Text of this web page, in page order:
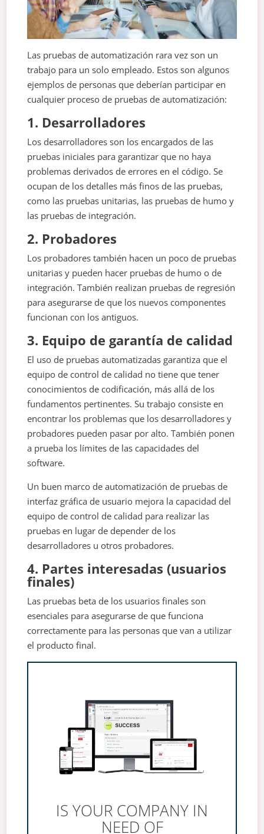
Las pruebas de automatización rara vez son un
trabajo para un solo empleado. Estos son algunos
ejemplos de personas que deberían participar en
cualquier proceso de pruebas de automatización:
1. Desarrolladores
Los desarrolladores son los encargados de las
pruebas iniciales para garantizar que no haya
problemas derivados de errores en el código. Se
ocupan de los detalles más finos de las pruebas,
como las pruebas unitarias, las pruebas de humo y
las pruebas de integración.
2. Probadores
Los probadores también hacen un poco de pruebas
unitarias y pueden hacer pruebas de humo o de
integración. También realizan pruebas de regresión
para asegurarse de que los nuevos componentes
funcionan con los antiguos.
3. Equipo de garantía de calidad
El uso de pruebas automatizadas garantiza que el
equipo de control de calidad no tiene que tener
conocimientos de codificación, más allá de los
fundamentos pertinentes. Su trabajo consiste en
encontrar los problemas que los desarrolladores y
probadores pueden pasar por alto. También ponen
a prueba los límites de las capacidades del
software.
Un buen marco de automatización de pruebas de
interfaz gráfica de usuario mejora la capacidad del
equipo de control de calidad para realizar las
pruebas en lugar de depender de los
desarrolladores u otros probadores.
4. Partes interesadas (usuarios
finales)
Las pruebas beta de los usuarios finales son
esenciales para asegurarse de que funciona
correctamente para las personas que van a utilizar
el producto final.
IS YOUR COMPANY IN
NEED OF